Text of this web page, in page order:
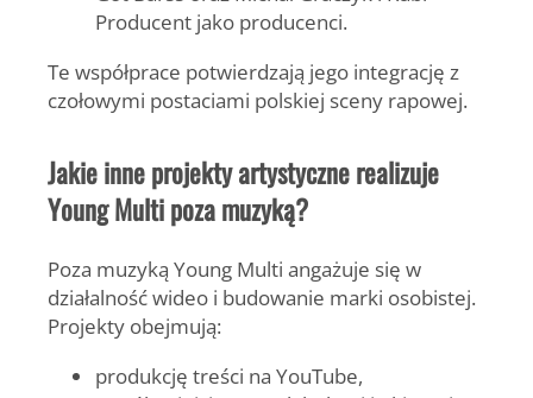
Producent jako producenci.
Te współprace potwierdzają jego integrację z
czołowymi postaciami polskiej sceny rapowej.
Jakie inne projekty artystyczne realizuje
Young Multi poza muzyką?
Poza muzyką Young Multi angażuje się w
działalność wideo i budowanie marki osobistej.
Projekty obejmują:
produkcję treści na YouTube,